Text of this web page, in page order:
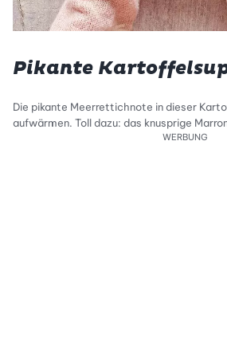
Pikante
Die pikante Meerrettichnote in dieser
aufwärmen. Toll dazu: das knusprige
WERBUNG